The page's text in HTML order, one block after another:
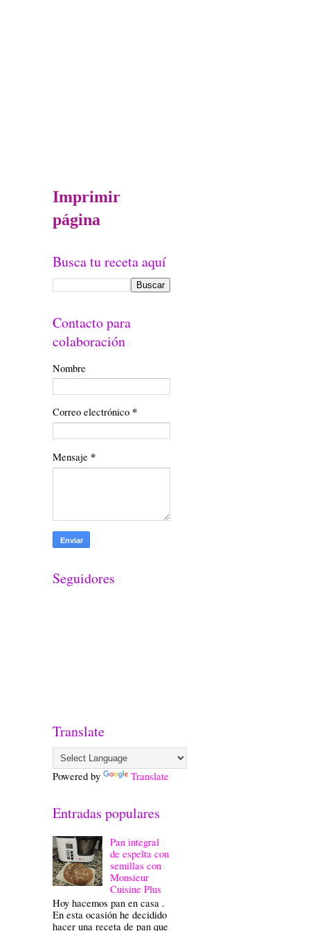
Imprimir
página
Busca tu receta aquí
Contacto para
colaboración
Nombre
Correo electrónico *
Mensaje *
Seguidores
Translate
Powered by Translate
Entradas populares
Pan integral
de espelta con
semillas con
Monsieur
Cuisine Plus
Hoy hacemos pan en casa .
En esta ocasión he decidido
hacer una receta de pan que